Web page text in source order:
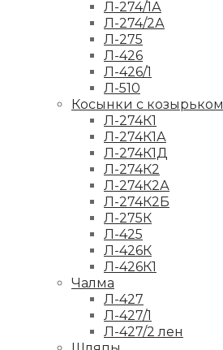
Л-274/1А
Л-274/2А
Л-275
Л-426
Л-426/1
Л-510
Косынки с козырьком
Л-274К1
Л-274К1А
Л-274К1Д
Л-274К2
Л-274К2А
Л-274К2Б
Л-275К
Л-425
Л-426К
Л-426К1
Чалма
Л-427
Л-427/1
Л-427/2 лен